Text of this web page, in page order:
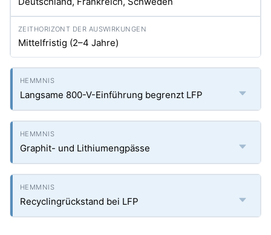
Mittelfristig (2–4 Jahre)
Langsame 800-V-Einführung begrenzt LFP
Graphit- und Lithiumengpässe
Recyclingrückstand bei LFP